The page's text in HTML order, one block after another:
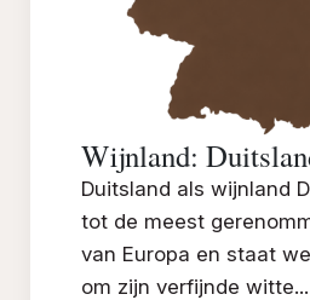
Wijnland:
Duitsland als wijnland
tot de meest
van Europa en staat
om zijn verfijnde witte...